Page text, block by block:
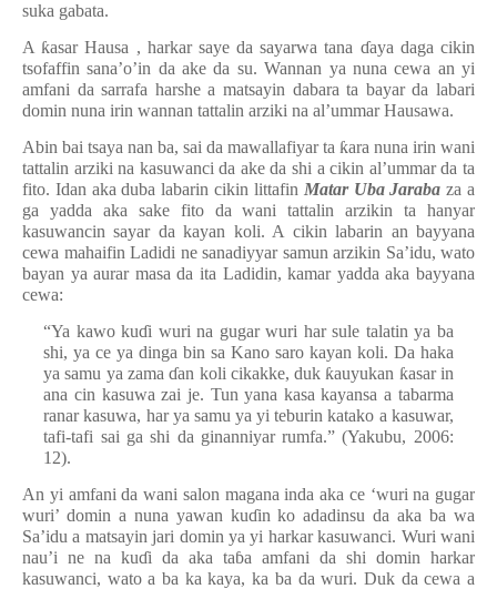
suka gabata.
A ƙasar Hausa , harkar saye da sayarwa tana ɗaya daga cikin
tsofaffin sana’o’in da ake da su. Wannan ya nuna cewa an yi
amfani da sarrafa harshe a matsayin dabara ta bayar da labari
domin nuna irin wannan tattalin arziki na al’ummar Hausawa.
Abin bai tsaya nan ba, sai da mawallafiyar ta ƙara nuna irin wani
tattalin arziki na kasuwanci da ake da shi a cikin al’ummar da ta
fito. Idan aka duba labarin cikin littafin Matar Uba Jaraba za a
ga yadda aka sake fito da wani tattalin arzikin ta hanyar
kasuwancin sayar da kayan koli. A cikin labarin an bayyana
cewa mahaifin Ladidi ne sanadiyyar samun arzikin Sa’idu, wato
bayan ya aurar masa da ita Ladidin, kamar yadda aka bayyana
cewa:
“Ya kawo kuɗi wuri na gugar wuri har sule talatin ya ba
shi, ya ce ya dinga bin sa Kano saro kayan koli. Da haka
ya samu ya zamaɗan koli cikakke, duk ƙauyukan ƙasar in
ana cin kasuwa zai je. Tun yana kasa kayansa a tabarma
ranar kasuwa, har ya samu ya yi teburin katako a kasuwar,
tafi-tafi sai ga shi da ginanniyar rumfa.” (Yakubu, 2006:
12).
An yi amfani da wani salon magana inda aka ce ‘wuri na gugar
wuri’ domin a nuna yawan kuɗin ko adadinsu da aka ba wa
Sa’idu a matsayin jari domin ya yi harkar kasuwanci. Wuri wani
nau’i ne na kuɗi da aka taɓa amfani da shi domin harkar
kasuwanci, wato a ba ka kaya, ka ba da wuri. Duk da cewa a